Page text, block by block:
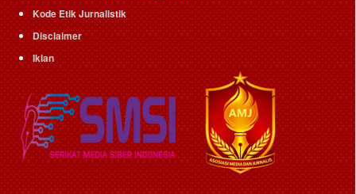
Kode Etik Jurnalistik
Disclaimer
Iklan